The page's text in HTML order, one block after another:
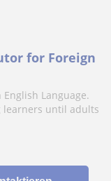
for Foreign
Language.
learners until adults